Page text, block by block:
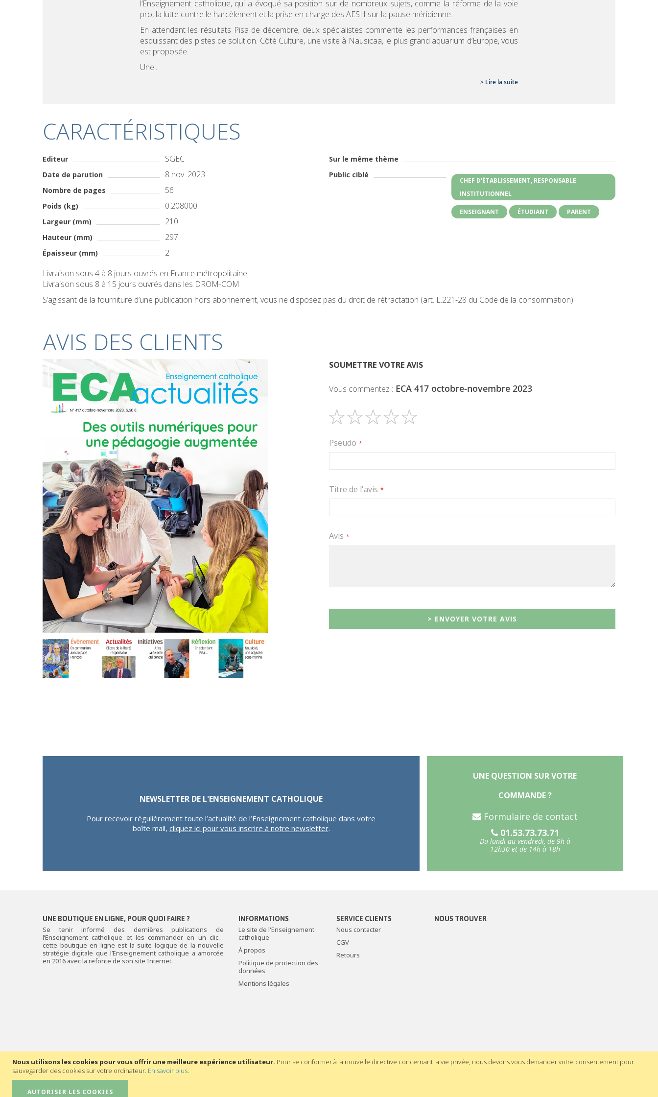
Nous utilisons les cookies pour vous offrir une meilleure expérience utilisateur. Pour se conformer à la nouvelle directive concernant la vie privée, nous devons vous demander votre consentement pour
sauvegarder des cookies sur votre ordinateur. En savoir plus.
AUTORISER LES COOKIES
l’Enseignement catholique, qui a évoqué sa position sur de nombreux sujets, comme la réforme de la voie
pro, la lutte contre le harcèlement et la prise en charge des AESH sur la pause méridienne.
En attendant les résultats Pisa de décembre, deux spécialistes commente les performances françaises en
esquissant des pistes de solution. Côté Culture, une visite à Nausicaa, le plus grand aquarium d’Europe, vous
est proposée.
Une...
> Lire la suite
CARACTÉRISTIQUES
Editeur SGEC
Date de parution 8 nov. 2023
Nombre de pages 56
Poids (kg) 0.208000
Largeur (mm) 210
Hauteur (mm) 297
Épaisseur (mm) 2
Sur le même thème
Public ciblé
CHEF D'ÉTABLISSEMENT, RESPONSABLE
INSTITUTIONNEL
ENSEIGNANT ÉTUDIANT PARENT
Livraison sous 4 à 8 jours ouvrés en France métropolitaine
Livraison sous 8 à 15 jours ouvrés dans les DROM-COM
S’agissant de la fourniture d’une publication hors abonnement, vous ne disposez pas du droit de rétractation (art. L.221-28 du Code de la consommation).
AVIS DES CLIENTS
SOUMETTRE VOTRE AVIS
Vous commentez : ECA 417 octobre-novembre 2023
étoile
étoiles
étoiles
étoiles
étoiles
Pseudo
Titre de l'avis
Avis
> ENVOYER VOTRE AVIS
NEWSLETTER DE L'ENSEIGNEMENT CATHOLIQUE
Pour recevoir régulièrement toute l’actualité de l’Enseignement catholique dans votre
boîte mail, cliquez ici pour vous inscrire à notre newsletter.
UNE QUESTION SUR VOTRE
COMMANDE ?
Formulaire de contact
01.53.73.73.71
Du lundi au vendredi, de 9h à
12h30 et de 14h à 18h
UNE BOUTIQUE EN LIGNE, POUR QUOI FAIRE ?
Se tenir informé des dernières publications de
l’Enseignement catholique et les commander en un clic…
cette boutique en ligne est la suite logique de la nouvelle
stratégie digitale que l’Enseignement catholique a amorcée
en 2016 avec la refonte de son site Internet.
INFORMATIONS
Le site de l'Enseignement
catholique
À propos
Politique de protection des
données
Mentions légales
SERVICE CLIENTS
Nous contacter
CGV
Retours
NOUS TROUVER